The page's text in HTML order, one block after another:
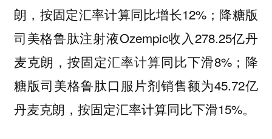
朗，按固定汇率计算同比增长12%；降糖版
司美格鲁肽注射液Ozempic收入278.25亿丹
麦克朗，按固定汇率计算同比下滑8%；降
糖版司美格鲁肽口服片剂销售额为45.72亿
丹麦克朗，按固定汇率计算同比下滑15%。